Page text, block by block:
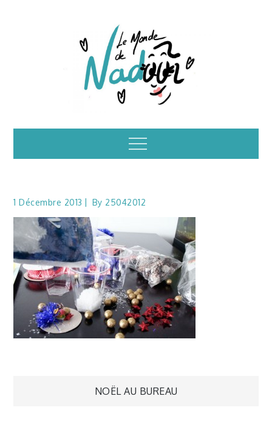
Illustrations – le
monde de Nadoo
Menu
1 Décembre 2013 By 25042012
Navigation
NOËL AU BUREAU